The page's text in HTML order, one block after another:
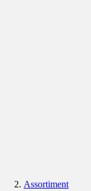
Assortiment